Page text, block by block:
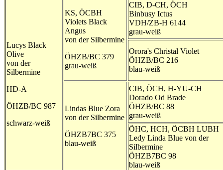
Lucys Black
Olive
von der
Silbermine
HD-A
ÖHZB/BC 987
schwarz-weiß
KS, ÖCBH
Violets Black
Angus
von der Silbermine
ÖHZB/BC 379
grau-weiß
CIB, D-CH, ÖCH
Binbusy Ictus
VDH/ZB-H 6144
grau-weiß
Orora's Christal Violet
ÖHZB/BC 216
blau-weiß
Lindas Blue Zora
von der Silbermine
ÖHZB7BC 375
blau-weiß
CIB, ÖCH, H-YU-CH
Dorado Od Brade
ÖHZB/BC 88
grau-weiß
ÖHC, HCH, ÖCBH LUBH
Ledy Linda Blue von der
Silbermine
ÖHZB7BC 98
blau-weiß